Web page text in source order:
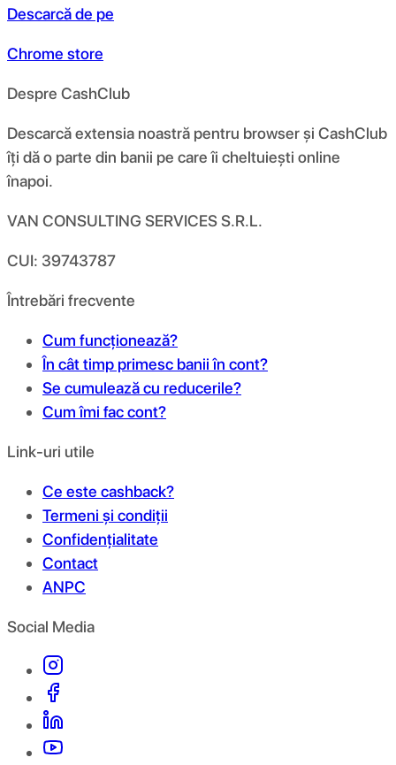
Descarcă de pe
Chrome store
Despre CashClub
Descarcă extensia noastră pentru browser și CashClub
îți dă o parte din banii pe care îi cheltuiești online
înapoi.
VAN CONSULTING SERVICES S.R.L.
CUI: 39743787
Întrebări frecvente
Cum funcționează?
În cât timp primesc banii în cont?
Se cumulează cu reducerile?
Cum îmi fac cont?
Link-uri utile
Ce este cashback?
Termeni și condiții
Confidențialitate
Contact
ANPC
Social Media